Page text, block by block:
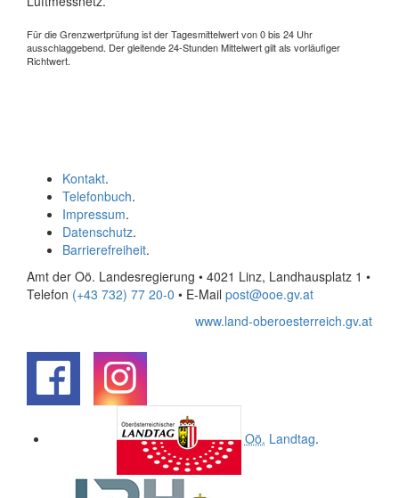
Für die Grenzwertprüfung ist der Tagesmittelwert von 0 bis 24 Uhr
ausschlaggebend. Der gleitende 24-Stunden Mittelwert gilt als vorläufiger
Richtwert.
Kontakt.
Telefonbuch.
Impressum.
Datenschutz.
Barrierefreiheit.
Amt der Oö. Landesregierung • 4021 Linz, Landhausplatz 1 •
Telefon (+43 732) 77 20-0 • E-Mail post@ooe.gv.at
www.land-oberoesterreich.gv.at
Oö. Landtag.